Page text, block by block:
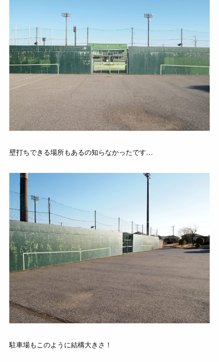
壁打ちできる場所もあるの知らなかったです…
駐車場もこのように結構大きさ！